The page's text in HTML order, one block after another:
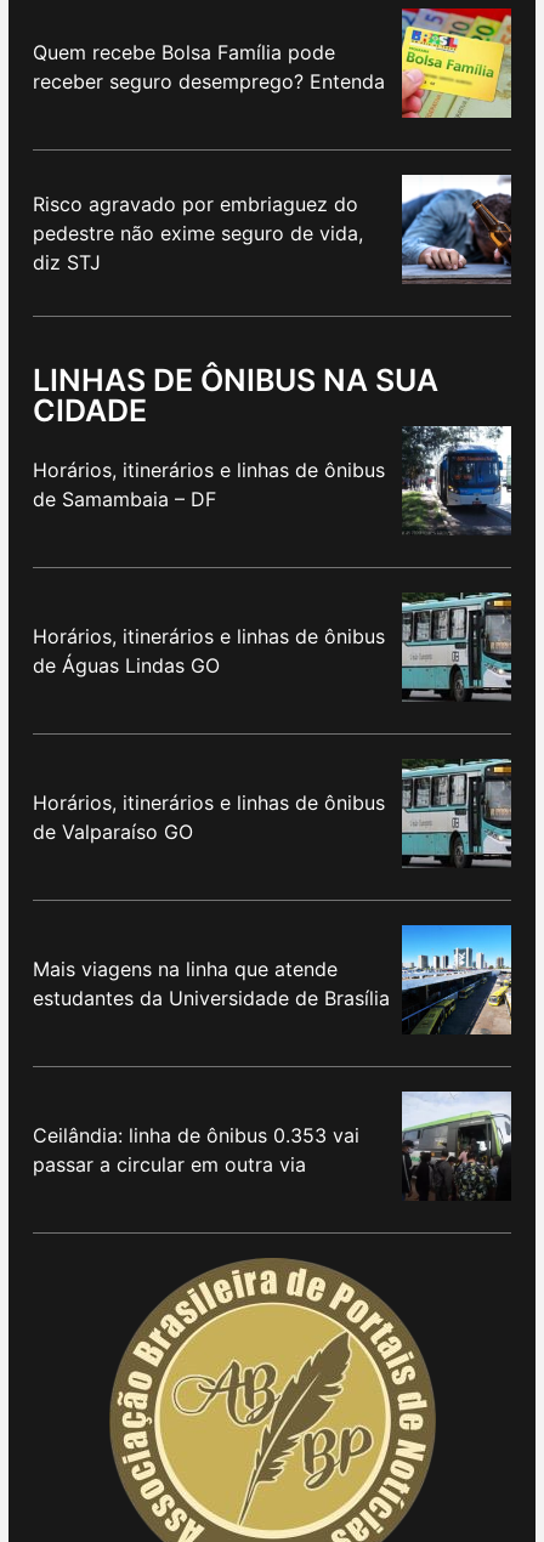
Quem recebe Bolsa Família pode
receber seguro desemprego? Entenda
Risco agravado por embriaguez do
pedestre não exime seguro de vida,
diz STJ
LINHAS DE ÔNIBUS NA SUA
CIDADE
Horários, itinerários e linhas de ônibus
de Samambaia – DF
Horários, itinerários e linhas de ônibus
de Águas Lindas GO
Horários, itinerários e linhas de ônibus
de Valparaíso GO
Mais viagens na linha que atende
estudantes da Universidade de Brasília
Ceilândia: linha de ônibus 0.353 vai
passar a circular em outra via